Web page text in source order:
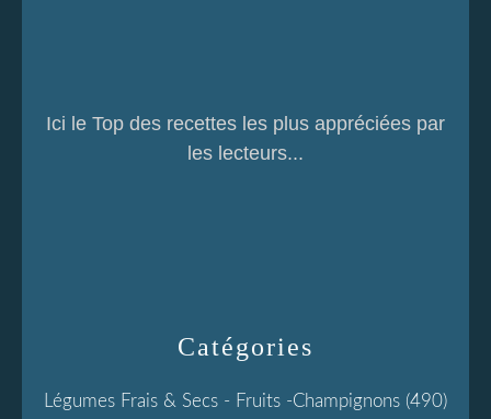
Catégories
Légumes Frais & Secs - Fruits -champignons (490)
Ici le Top des recettes les plus appréciées par
les lecteurs...